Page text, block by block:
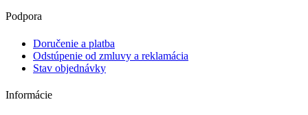
Podpora
Doručenie a platba
Odstúpenie od zmluvy a reklamácia
Stav objednávky
Informácie